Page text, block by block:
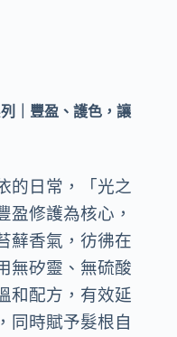
｜豐盈、護色，讓
的日常，「光之
盈修護為核心，
蘚香氣，彷彿在
無矽靈、無硫酸
和配方，有效延
同時賦予髮根自